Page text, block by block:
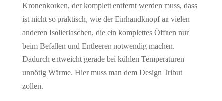
Kronenkorken, der komplett entfernt werden muss, dass
ist nicht so praktisch, wie der Einhandknopf an vielen
anderen Isolierlaschen, die ein komplettes Öffnen nur
beim Befallen und Entleeren notwendig machen.
Dadurch entweicht gerade bei kühlen Temperaturen
unnötig Wärme. Hier muss man dem Design Tribut
zollen.